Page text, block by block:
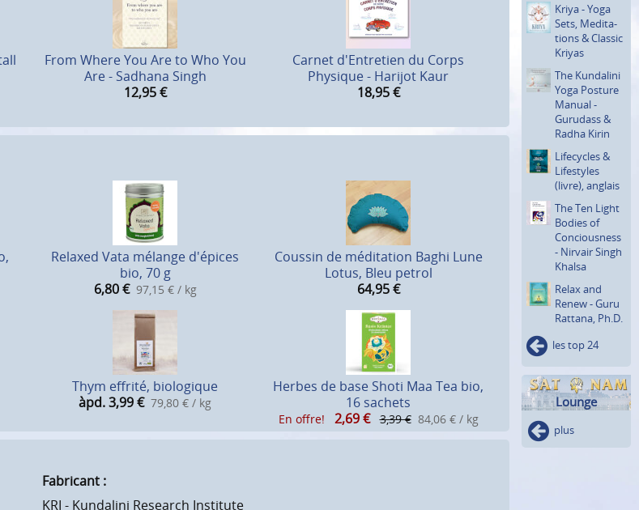
From Where You Are to Who You
Are - Sadhana Singh
12,95 €
Carnet d'Entretien du Corps
Physique - Harijot Kaur
18,95 €
Relaxed Vata mélange d'épices
bio, 70 g
6,80 € 97,15 € / kg
Coussin de méditation Baghi Lune
Lotus, Bleu petrol
64,95 €
Thym effrité, biologique
àpd. 3,99€ 79,80 € / kg
Herbes de base Shoti Maa Tea bio,
16 sachets
En offre! 2,69 € 3,39 € 84,06 € / kg
Fabricant :
KRI - Kundalini Research Institute
Kriya - Yoga
Sets, Medita­
tions & Classic
Kriyas
The Kundalini
Yoga Posture
Manual -
Gurudass &
Radha Kirin
Lifecycles &
Lifestyles
(livre), anglais
The Ten Light
Bodies of
Concious­ness
- Nirvair Singh
Khalsa
Relax and
Renew - Guru
Rattana, Ph.D.
les top 24
Lounge
plus